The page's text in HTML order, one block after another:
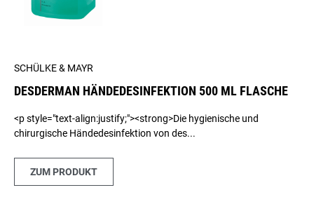
SCHÜLKE & MAYR
DESDERMAN HÄNDEDESINFEKTION 500 ML FLASCHE
<p style="text-align:justify;"><strong>Die hygienische und
chirurgische Händedesinfektion von des...
ZUM PRODUKT